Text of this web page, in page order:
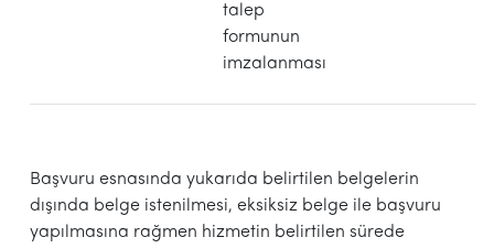
talep
formunun
imzalanması
Başvuru esnasında yukarıda belirtilen belgelerin
dışında belge istenilmesi, eksiksiz belge ile başvuru
yapılmasına rağmen hizmetin belirtilen sürede